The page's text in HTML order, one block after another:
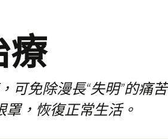
療
可免除漫長“失明”的痛苦
，恢復正常生活。